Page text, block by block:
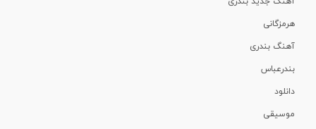
هرمزگانی
آهنگ بندری
بندرعباس
دانلود
موسیقی